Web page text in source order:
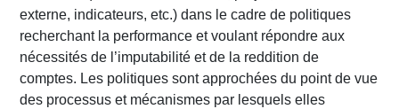
externe, indicateurs, etc.) dans le cadre de politiques
recherchant la performance et voulant répondre aux
nécessités de l’imputabilité et de la reddition de
comptes. Les politiques sont approchées du point de vue
des processus et mécanismes par lesquels elles